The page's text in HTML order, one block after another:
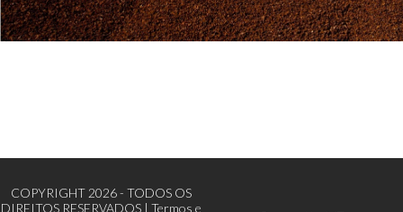
COPYRIGHT 2026 - TODOS OS
DIREITOS RESERVADOS | Termos e